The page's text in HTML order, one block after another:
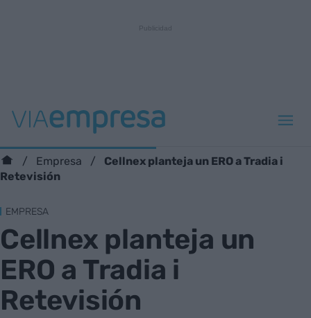
Empresa
Cellnex planteja un ERO a Tradia i
Retevisión
EMPRESA
Cellnex planteja un
ERO a Tradia i
Retevisión